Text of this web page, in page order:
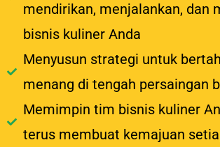
mendirikan, menjalankan, dan
bisnis kuliner Anda
Menyusun strategi untuk
menang di tengah persaingan
Memimpin tim bisnis kuliner
terus membuat kemajuan